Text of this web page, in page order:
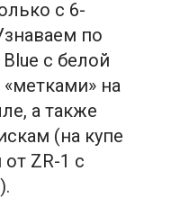
с 6-
по
с белой
на
а также
(на купе
ZR-1 с